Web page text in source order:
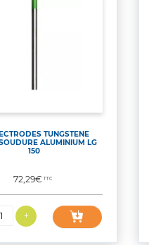
TUNGSTENE
ALUMINIUM LG
150
Prix
72,29€TTC